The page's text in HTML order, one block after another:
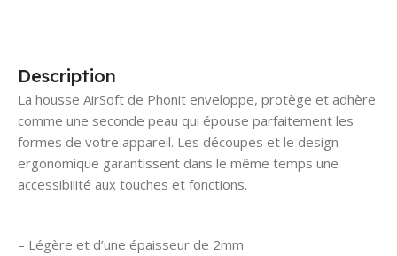
Description
La housse AirSoft de Phonit enveloppe, protège et adhère
comme une seconde peau qui épouse parfaitement les
formes de votre appareil. Les découpes et le design
ergonomique garantissent dans le même temps une
accessibilité aux touches et fonctions.
– Légère et d’une épaisseur de 2mm